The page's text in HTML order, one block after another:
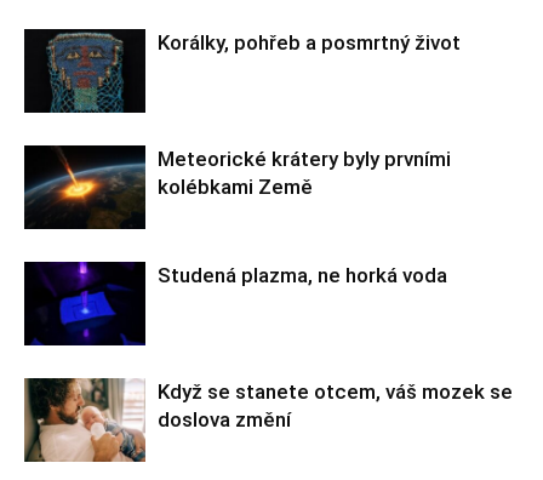
Korálky, pohřeb a posmrtný život
Meteorické krátery byly prvními
kolébkami Země
Studená plazma, ne horká voda
Když se stanete otcem, váš mozek se
doslova změní